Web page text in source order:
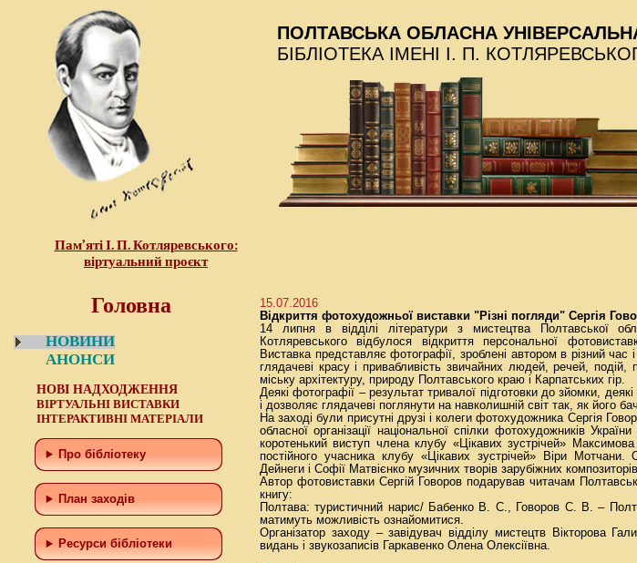
Пам’яті І. П. Котляревського:
віртуальний проєкт
ПОЛТАВСЬКА ОБЛАСНА
БІБЛІОТЕКА ІМЕНІ І. П.
Головна
НОВИНИ
АНОНСИ
НОВІ НАДХОДЖЕННЯ
ВІРТУАЛЬНІ ВИСТАВКИ
ІНТЕРАКТИВНІ МАТЕРІАЛИ
Про бібліотеку
План заходів
Ресурси бібліотеки
15.07.2016
Відкриття фотохудожньої виставки "Різні погляди" Сергія
14 липня в відділі літератури з мистецтва Полтавської
Котляревського відбулося відкриття персональної
Виставка представляє фотографії, зроблені автором в різний
глядачеві красу і привабливість звичайних людей, речей,
міську архітектуру, природу Полтавського краю і Карпатських гір.
Деякі фотографії – результат тривалої підготовки до зйомки,
і дозволяє глядачеві поглянути на навколишній світ так, як його
На заході були присутні друзі і колеги фотохудожника Сергія
обласної організації національної спілки фотохудожників
коротенький виступ члена клубу «Цікавих зустрічей»
постійного учасника клубу «Цікавих зустрічей» Віри
Дейнеги і Софії Матвієнко музичних творів зарубіжних
Автор фотовиставки Сергій Говоров подарував читачам
книгу:
Полтава: туристичний нарис/ Бабенко В. С., Говоров С. В. –
матимуть можливість ознайомитися.
Організатор заходу – завідувач відділу мистецтв Вікторова
видань і звукозаписів Гаркавенко Олена Олексіївна.